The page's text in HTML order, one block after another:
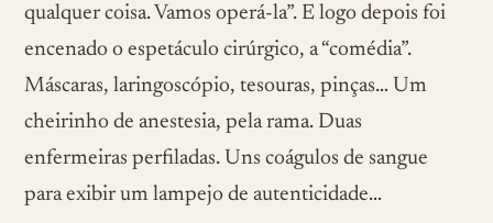
qualquer coisa. Vamos operá-la”. E logo depois foi
encenado o espetáculo cirúrgico, a “comédia”.
Máscaras, laringoscópio, tesouras, pinças… Um
cheirinho de anestesia, pela rama. Duas
enfermeiras perfiladas. Uns coágulos de sangue
para exibir um lampejo de autenticidade…